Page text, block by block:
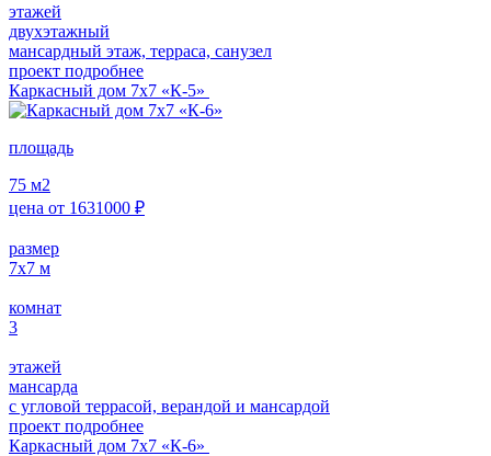
этажей
двухэтажный
мансардный этаж, терраса, санузел
проект подробнее
Каркасный дом 7х7 «К-5»
площадь
75 м2
цена от 1631000 ₽
размер
7х7 м
комнат
3
этажей
мансарда
с угловой террасой, верандой и мансардой
проект подробнее
Каркасный дом 7х7 «К-6»